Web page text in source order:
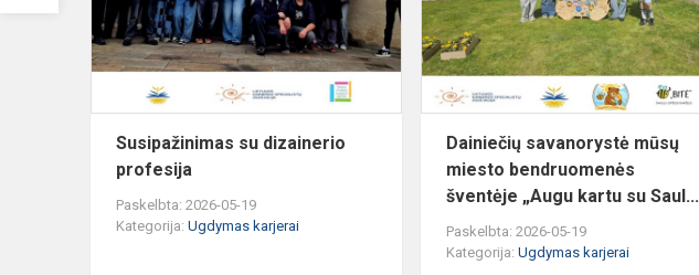
Susipažinimas su dizainerio
profesija
Paskelbta: 2026-05-19
Kategorija: Ugdymas karjerai
Dainiečių savanorystė mūsų
miesto bendruomenės
šventėje „Augu kartu su Saul...
Paskelbta: 2026-05-19
Kategorija:Ugdymas karjerai